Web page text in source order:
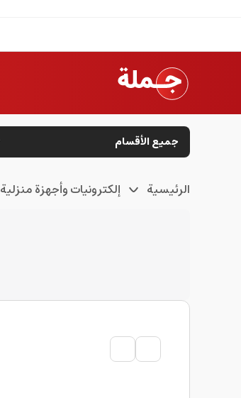
جميع الأقسام
الرئيسية إلكترونيات وأجهزة منزلية